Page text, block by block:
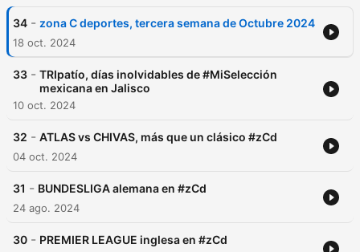
34 - zona C deportes, tercera semana de Octubre 2024
18 oct. 2024
33 - TRIpatío, días inolvidables de #MiSelección
mexicana en Jalisco
10 oct. 2024
32 - ATLAS vs CHIVAS, más que un clásico #zCd
04 oct. 2024
31 - BUNDESLIGA alemana en #zCd
24 ago. 2024
30 - PREMIER LEAGUE inglesa en #zCd